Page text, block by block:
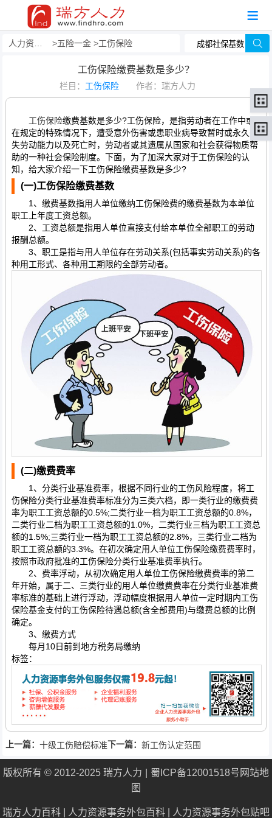
五险一金 工伤保险
工伤保险缴费基数是多少？
栏目： 工伤保险 作者：瑞方人力
工伤保险缴费基数是多少?工伤保险，是指劳动者在工作中或
在规定的特殊情况下，遭受意外伤害或患职业病导致暂时或永久丧
失劳动能力以及死亡时，劳动者或其遗属从国家和社会获得物质帮
助的一种社会保险制度。下面，为了加深大家对于工伤保险的认
知，给大家介绍一下工伤保险缴费基数是多少?
(一)工伤保险缴费基数
1、缴费基数指用人单位缴纳工伤保险费的缴费基数为本单位
职工上年度工资总额。
2、工资总额是指用人单位直接支付给本单位全部职工的劳动
报酬总额。
3、职工是指与用人单位存在劳动关系(包括事实劳动关系)的各
种用工形式、各种用工期限的全部劳动者。
(二)缴费费率
1、分类行业基准费率，根据不同行业的工伤风险程度，将工
伤保险分类行业基准费率标准分为三类六档，即一类行业的缴费费
率为职工工资总额的0.5%;二类行业一档为职工工资总额的0.8%，
二类行业二档为职工工资总额的1.0%，二类行业三档为职工工资总
额的1.5%;三类行业一档为职工工资总额的2.8%，三类行业二档为
职工工资总额的3.3%。在初次确定用人单位工伤保险缴费费率时，
按照市政府批准的工伤保险分类行业基准费率执行。
2、费率浮动，从初次确定用人单位工伤保险缴费费率的第二
年开始，属于二、三类行业的用人单位缴费费率在分类行业基准费
率标准的基础上进行浮动，浮动幅度根据用人单位一定时期内工伤
保险基金支付的工伤保险待遇总额(含全部费用)与缴费总额的比例
确定。
3、缴费方式
每月10日前到地方税务局缴纳
标签：
上一篇： 十级工伤赔偿标准下一篇： 新工伤认定范围
版权所有 © 2012-2025 瑞方人力 蜀ICP备12001518号 网站地
图
瑞方人力百科 人力资源事务外包百科 人力资源事务外包贴吧